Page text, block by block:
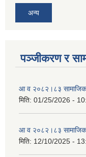
अन्य
पञ्जीकरण र
आ व २०८२।८३ सामाजिक
मिति: 01/25/2026 -
आ व २०८२।८३ सामाजिक
मिति: 12/10/2025 -